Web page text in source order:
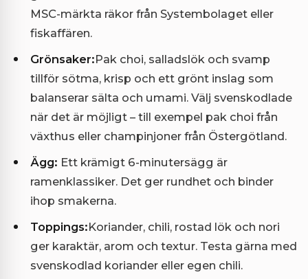
MSC-märkta räkor från Systembolaget eller
fiskaffären.
Grönsaker:Pak choi, salladslök och svamp
tillför sötma, krisp och ett grönt inslag som
balanserar sälta och umami. Välj svenskodlade
när det är möjligt – till exempel pak choi från
växthus eller champinjoner från Östergötland.
Ägg: Ett krämigt 6-minutersägg är
ramenklassiker. Det ger rundhet och binder
ihop smakerna.
Toppings:Koriander, chili, rostad lök och nori
ger karaktär, arom och textur. Testa gärna med
svenskodlad koriander eller egen chili.